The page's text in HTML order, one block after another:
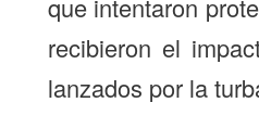
que intentaron
recibieron el
lanzados por la